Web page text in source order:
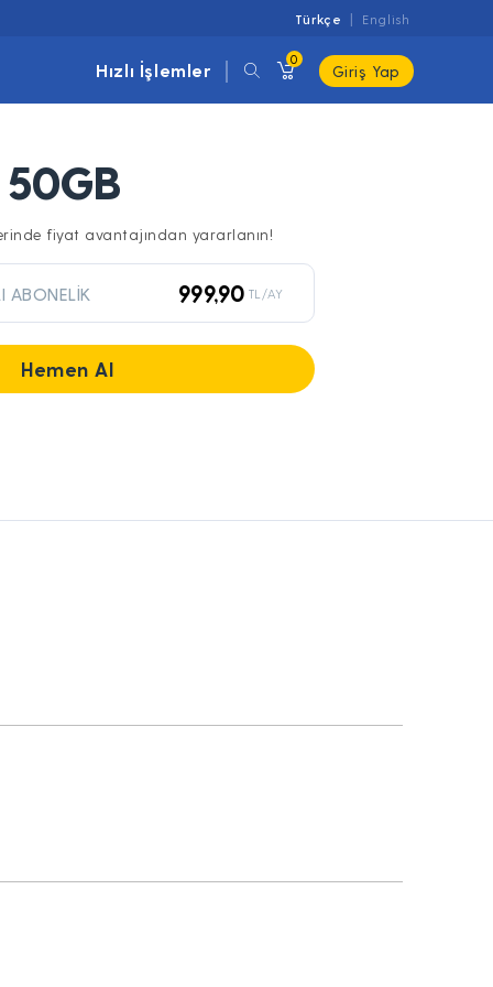
Türkçe English
Hızlı İşlemler
0
Giriş Yap
fiyat avantajından yararlanın!
ABONELİK 999,90 TL/AY
Hemen Al